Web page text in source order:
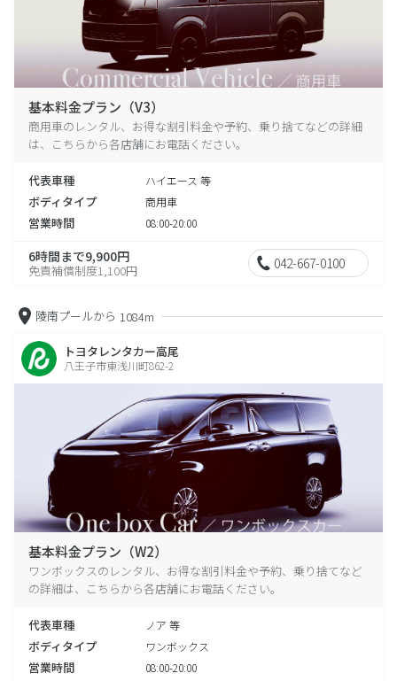
基本料金プラン（V3）
商用車のレンタル、お得な割引料金や予約、乗り捨てなどの詳細
は、こちらから各店舗にお電話ください。
代表車種 ハイエース 等
ボディタイプ 商用車
営業時間 08:00-20:00
6時間まで9,900円
免責補償制度1,100円 042-667-0100
陵南プールから 1084m
トヨタレンタカー高尾
八王子市東浅川町862-2
基本料金プラン（W2）
ワンボックスのレンタル、お得な割引料金や予約、乗り捨てなど
の詳細は、こちらから各店舗にお電話ください。
代表車種 ノア 等
ボディタイプ ワンボックス
営業時間 08:00-20:00